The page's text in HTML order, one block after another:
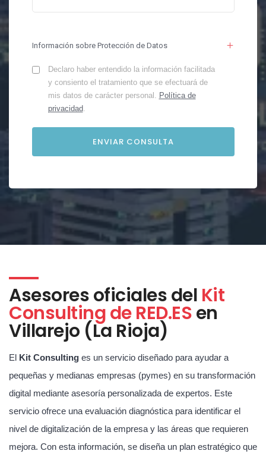
Información sobre Protección de Datos
Declaro haber entendido la información facilitada
y consiento el tratamiento que se efectuará de
mis datos de carácter personal. Política de
privacidad.
Asesores oficiales del Kit
Consulting de RED.ESen
Villarejo (La Rioja)
El Kit Consulting es un servicio diseñado para ayudar a
pequeñas y medianas empresas (pymes) en su transformación
digital mediante asesoría personalizada de expertos. Este
servicio ofrece una evaluación diagnóstica para identificar el
nivel de digitalización de la empresa y las áreas que requieren
mejora. Con esta información, se diseña un plan estratégico que